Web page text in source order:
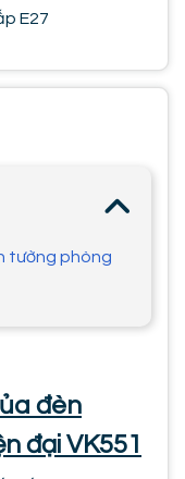
E27
tường phòng
đèn
đại VK551